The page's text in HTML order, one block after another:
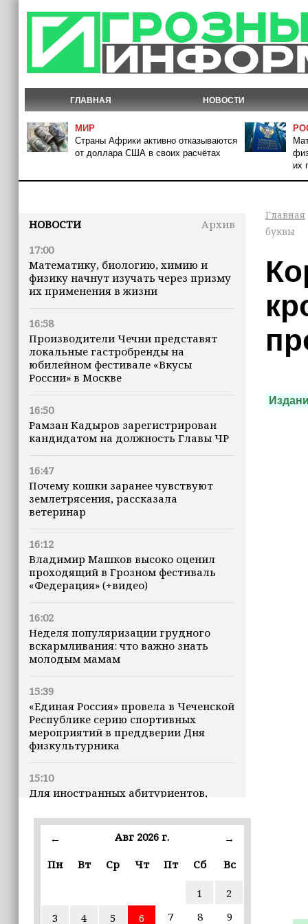
ГЛАВНАЯ НОВОСТИ
МИР
Страны Африки активно отказываются
от доллара США в своих расчётах
их
НОВОСТИ
Архив
17:00
Математику, биологию, химию и
физику начнут изучать через призму
их применения в жизни
16:58
Производители Чечни представят
локальные гастробренды на
юбилейном фестивале «Вкусы
России» в Москве
16:50
Рамзан Кадыров зарегистрирован
кандидатом на должность Главы ЧР
16:47
Почему кошки заранее чувствуют
землетрясения, рассказала
ветеринар
16:12
Владимир Машков высоко оценил
проходящий в Грозном фестиваль
«Федерация» (+видео)
16:02
Неделя популяризации грудного
вскармливания: что важно знать
молодым мамам
15:39
«Единая Россия» провела в Чеченской
Республике серию спортивных
мероприятий в преддверии Дня
физкультурника
15:10
Для иностранных абитуриентов,
введён единый экзамен по русскому
15:06
← Авг 2026 г.
→
Пн
Вт Ср Чт Пт Сб Вс
1
2
3
4 5 6 7 8
9
Главная
буквы